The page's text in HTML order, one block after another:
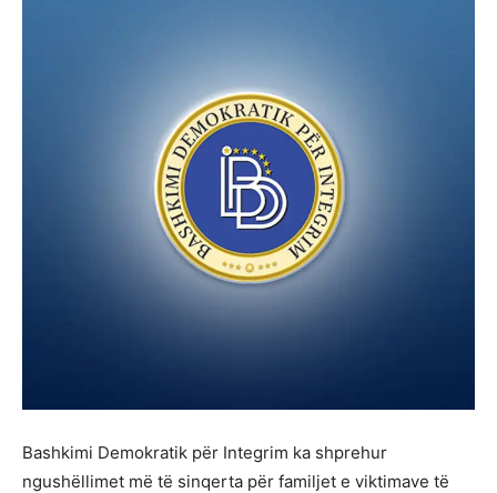
Bashkimi Demokratik për Integrim ka shprehur
ngushëllimet më të sinqerta për familjet e viktimave të